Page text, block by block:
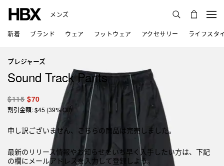
メンズ
新着 ブランド ウェア フットウェア アクセサリー ライフスタ
プレジャーズ
Sound Track Pants
$115 $70
割引金額: $45 (39% Off)
申し訳ございません、こちらの商品は完売しました。
最新のリリース情報やお知らせをいち早く入手したい方は、下記
の欄にメールアドレスを入力して登録しよう。